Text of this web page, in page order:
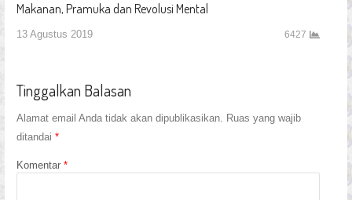
Makanan, Pramuka dan Revolusi Mental
13 Agustus 2019 6427
Tinggalkan Balasan
Alamat email Anda tidak akan dipublikasikan. Ruas yang wajib
ditandai *
Komentar *